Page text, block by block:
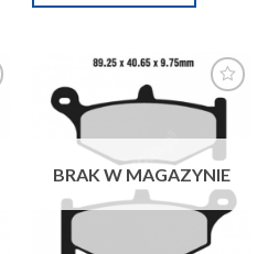
Dodaj do
schowka
BRAK W MAGAZYNIE